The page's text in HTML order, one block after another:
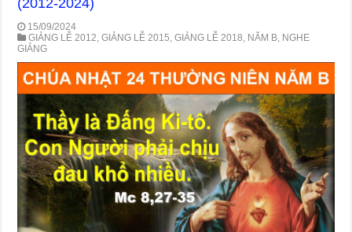
15/09/2024
GIẢNG LỄ 2012,GIẢNG LỄ 2015,GIẢNG LỄ 2018, NĂM B, NGHE
GIẢNG